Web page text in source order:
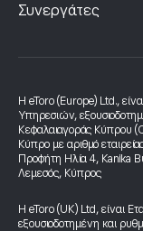
Συνεργάτες
Η eToro (Europe) Ltd.,
Υπηρεσιών,
Κεφαλαιαγοράς Κύπρου
Κύπρο με αριθμό
Προφήτη Ηλία 4, Kanika
Λεμεσός, Κύπρος
Η eToro (UK) Ltd, είναι
εξουσιοδοτημένη και